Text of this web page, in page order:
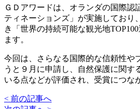
ＧＤアワードは、オランダの国際認
ティネーションズ」が実施しており
き「世界の持続可能な観光地
ます。
今回は、さらなる国際的な信頼性や
うと９月に申請し、自然保護に関す
いる点などが評価され、受賞につな
< 前の記事へ